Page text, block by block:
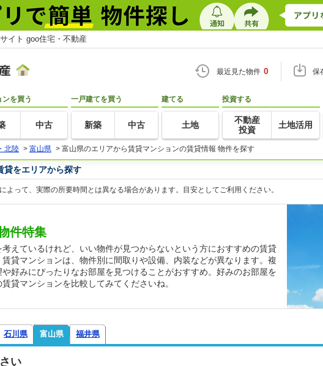
イト goo住宅・不動産
最近見た物件 0 保
ンを買う
中古
一戸建てを買う
新築 中古
建てる
土地
投資する
不動産
投資
土地活用
北陸 > 富山県 > 富山県のエリアから賃貸マンションの賃貸情報 物件を探す
貸をエリアから探す
って、実際の所要時間とは異なる場合があります。目安としてご利用ください。
件特集
えているけれど、いい物件が見つからないという方におすすめの賃貸
貸マンションは、物件別に間取りや設備、内装などが異なります。複
好みにぴったりなお部屋を見つけることがおすすめ。好みのお部屋を
貸マンションを比較してみてくださいね。
石川県 富山県 福井県
い